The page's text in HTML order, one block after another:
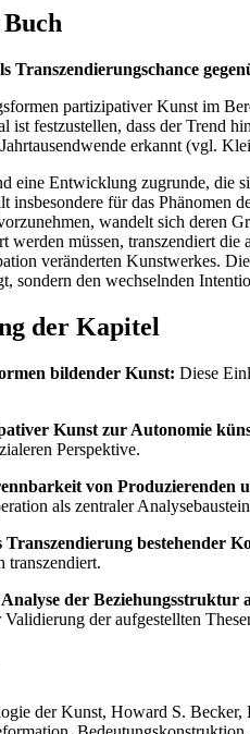
Buch
Transzendierungschance
partizipativer Kunst im
ist festzustellen, dass der Trend
erkannt (vgl.
eine Entwicklung zugrunde, die
insbesondere für das Phänomen
wandelt sich deren
werden müssen, transzendiert
veränderten Kunstwerkes.
sondern den wechselnden
der Kapitel
bildender Kunst: Diese
Kunst zur Autonomie
Perspektive.
von Produzierenden
als zentraler
bestehender
transzendiert.
Analyse der
der aufgestellten
der Kunst, Howard S.